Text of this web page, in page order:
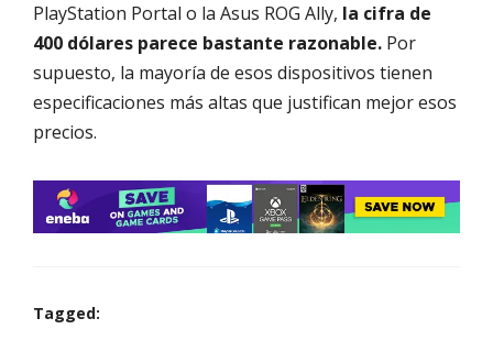
PlayStation Portal o la Asus ROG Ally, la cifra de
400 dólares parece bastante razonable. Por
supuesto, la mayoría de esos dispositivos tienen
especificaciones más altas que justifican mejor esos
precios.
Tagged: